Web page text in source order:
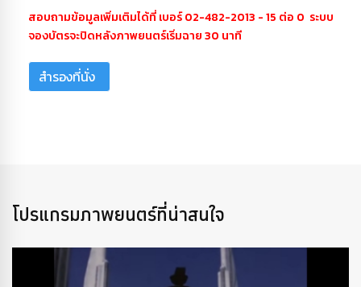
สอบถามข้อมูลเพิ่มเติมได้ที่ เบอร์ 02-482-2013 - 15 ต่อ 0 ระบบ
จองบัตรจะปิดหลังภาพยนตร์เริ่มฉาย 30 นาที
สำรองที่นั่ง
โปรแกรมภาพยนตร์ที่น่าสนใจ